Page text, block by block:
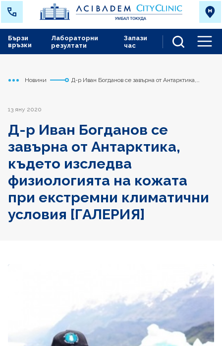
Лабораторни
резултати
Запази
час
Бързи
връзки
Начало
Токуда
Новини
Д-р Иван Богданов се завърна от Антарктика,
13 яну 2020
Д-р Иван Богданов се
завърна от Антарктика,
където изследва
физиологията на кожата
при екстремни климатични
условия [ГАЛЕРИЯ]